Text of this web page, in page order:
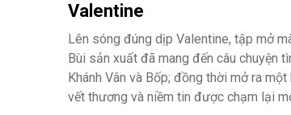
Valentine
Lên sóng đúng dịp Valentine, tập mở
Bùi sản xuất đã mang đến câu chuyện
Khánh Vân và Bốp; đồng thời mở ra
vết thương và niềm tin được chạm lại